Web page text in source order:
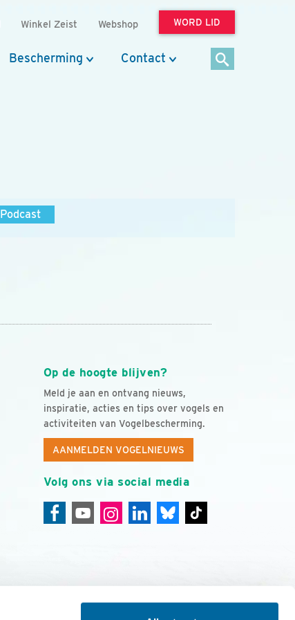
Winkel Zeist Webshop WORD LID
Bescherming Contact
Podcast
Op de hoogte blijven?
Meld je aan en ontvang nieuws,
inspiratie, acties en tips over vogels en
activiteiten van Vogelbescherming.
AANMELDEN VOGELNIEUWS
Volg ons via social media